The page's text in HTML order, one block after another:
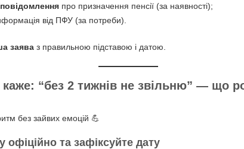
про призначення пенсії (за наявності);
від ПФУ (за потреби).
заява з правильною підставою і датою.
“без 2 тижнів не звільню” — що
без зайвих емоцій 💪
офіційно та зафіксуйте дату